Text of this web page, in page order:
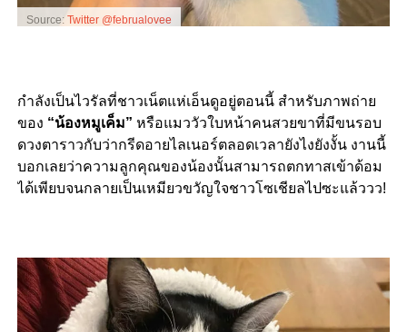
Source: Twitter @februalovee
กำลังเป็นไวรัลที่ชาวเน็ตแห่เอ็นดูอยู่ตอนนี้ สำหรับภาพถ่าย
ของ “น้องหมูเค็ม” หรือแมววัวใบหน้าคนสวยขาที่มีขนรอบ
ดวงตาราวกับว่ากรีดอายไลเนอร์ตลอดเวลายังไงยังงั้น งานนี้
บอกเลยว่าความลูกคุณของน้องนั้นสามารถตกทาสเข้าด้อม
ได้เพียบจนกลายเป็นเหมียวขวัญใจชาวโซเชียลไปซะแล้ววว!